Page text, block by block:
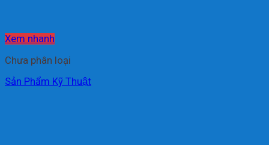
Xem nhanh
Chưa phân loại
Sản Phẩm Kỹ Thuật